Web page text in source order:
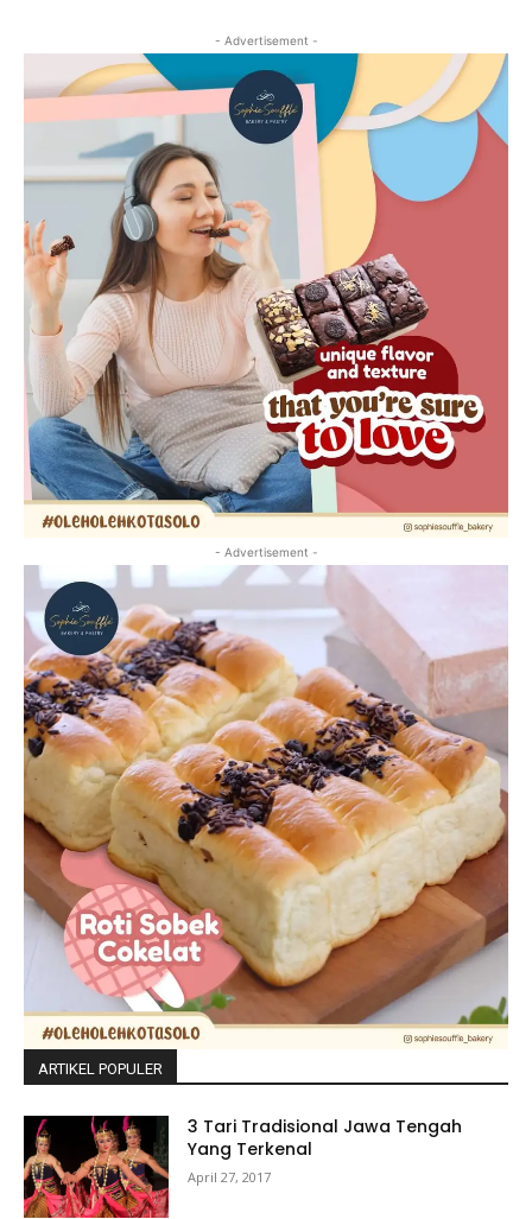
- Advertisement -
- Advertisement -
ARTIKEL POPULER
3 Tari Tradisional Jawa Tengah
Yang Terkenal
April 27, 2017